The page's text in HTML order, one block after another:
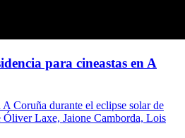
para cineastas en A
A Coruña durante el eclipse solar de
Óliver Laxe, Jaione Camborda, Lois